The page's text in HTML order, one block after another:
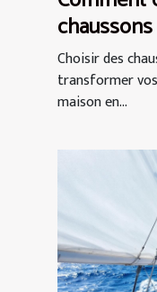
confort
Choisir des
transformer
maison en...